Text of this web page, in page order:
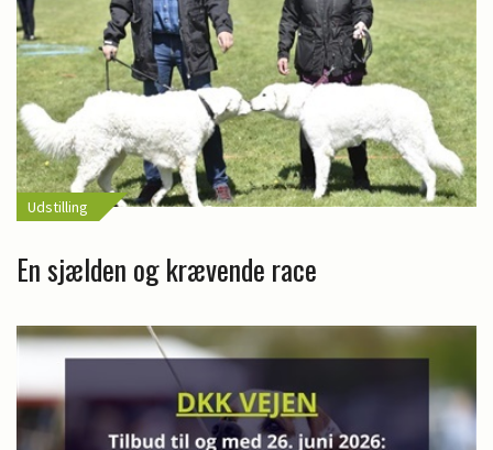
Udstilling
En sjælden og krævende race